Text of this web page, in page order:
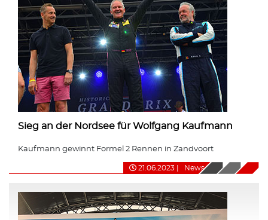
Sieg an der Nordsee für Wolfgang Kaufmann
Kaufmann gewinnt Formel 2 Rennen in Zandvoort
21.06.2023 News